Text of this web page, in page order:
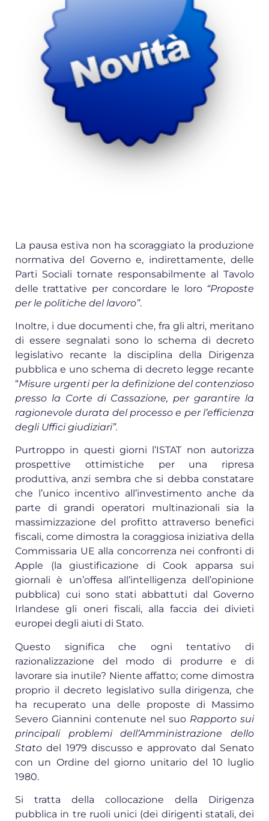
La pausa estiva non ha scoraggiato la produzione
normativa del Governo e, indirettamente, delle
Parti Sociali tornate responsabilmente al Tavolo
delle trattative per concordare le loro “Proposte
per le politiche del lavoro”.
Inoltre, i due documenti che, fra gli altri, meritano
di essere segnalati sono lo schema di decreto
legislativo recante la disciplina della Dirigenza
pubblica e uno schema di decreto legge recante
“Misure urgenti per la definizione del contenzioso
presso la Corte di Cassazione, per garantire la
ragionevole durata del processo e per l’efficienza
degli Uffici giudiziari”.
Purtroppo in questi giorni l’ISTAT non autorizza
prospettive ottimistiche per una ripresa
produttiva, anzi sembra che si debba constatare
che l’unico incentivo all’investimento anche da
parte di grandi operatori multinazionali sia la
massimizzazione del profitto attraverso benefici
fiscali, come dimostra la coraggiosa iniziativa della
Commissaria UE alla concorrenza nei confronti di
Apple (la giustificazione di Cook apparsa sui
giornali è un’offesa all’intelligenza dell’opinione
pubblica) cui sono stati abbattuti dal Governo
Irlandese gli oneri fiscali, alla faccia dei divieti
europei degli aiuti di Stato.
Questo significa che ogni tentativo di
razionalizzazione del modo di produrre e di
lavorare sia inutile? Niente affatto; come dimostra
proprio il decreto legislativo sulla dirigenza, che
ha recuperato una delle proposte di Massimo
Severo Giannini contenute nel suo Rapporto sui
principali problemi dell’Amministrazione dello
Stato del 1979 discusso e approvato dal Senato
con un Ordine del giorno unitario del 10 luglio
1980.
Si tratta della collocazione della Dirigenza
pubblica in tre ruoli unici (dei dirigenti statali, dei